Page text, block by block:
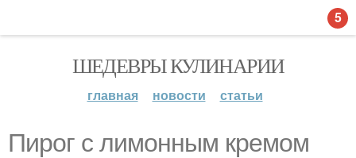
ШЕДЕВРЫ КУЛИНАРИИ
главная новости статьи
Пирог с лимонным кремом
5